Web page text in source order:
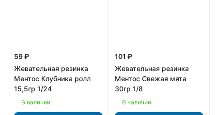
59 ₽
Жевательная резинка
Ментос Клубника ролл
15,5гр 1/24
В наличии
101 ₽
Жевательная резинка
Ментос Свежая мята
30гр 1/8
В наличии